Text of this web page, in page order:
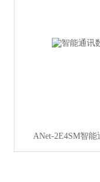
ANet-2E4SM智